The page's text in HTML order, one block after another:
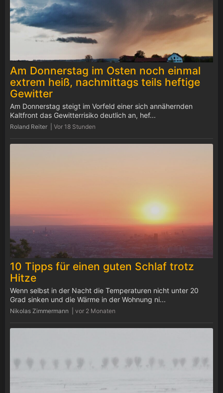
Am Donnerstag im Osten noch einmal
extrem heiß, nachmittags teils heftige
Gewitter
Roland Reiter | Vor 18 Stunden
Am Donnerstag steigt im Vorfeld einer sich annähernden
Kaltfront das Gewitterrisiko deutlich an, hef...
10 Tipps für einen guten Schlaf trotz
Hitze
Nikolas Zimmermann | vor 2 Monaten
Wenn selbst in der Nacht die Temperaturen nicht unter 20
Grad sinken und die Wärme in der Wohnung ni...